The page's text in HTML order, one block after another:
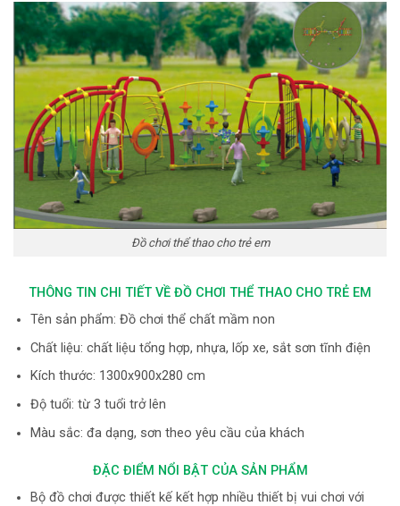
Đồ chơi thể thao cho trẻ em
THÔNG TIN CHI TIẾT VỀ ĐỒ CHƠI THỂ THAO CHO TRẺ EM
Tên sản phẩm: Đồ chơi thể chất mầm non
Chất liệu: chất liệu tổng hợp, nhựa, lốp xe, sắt sơn tĩnh điện
Kích thước: 1300x900x280 cm
Độ tuổi: từ 3 tuổi trở lên
Màu sắc: đa dạng, sơn theo yêu cầu của khách
ĐẶC ĐIỂM NỔI BẬT CỦA SẢN PHẨM
Bộ đồ chơi được thiết kế kết hợp nhiều thiết bị vui chơi với